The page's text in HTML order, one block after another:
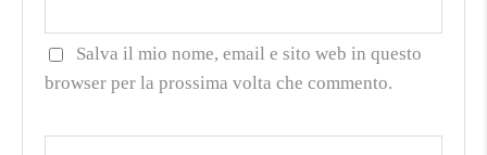
Salva il mio nome, email e sito web in questo
browser per la prossima volta che commento.